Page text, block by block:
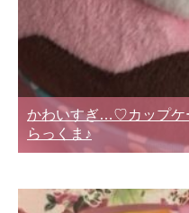
かわいすぎ…♡カップケ
らっくま♪